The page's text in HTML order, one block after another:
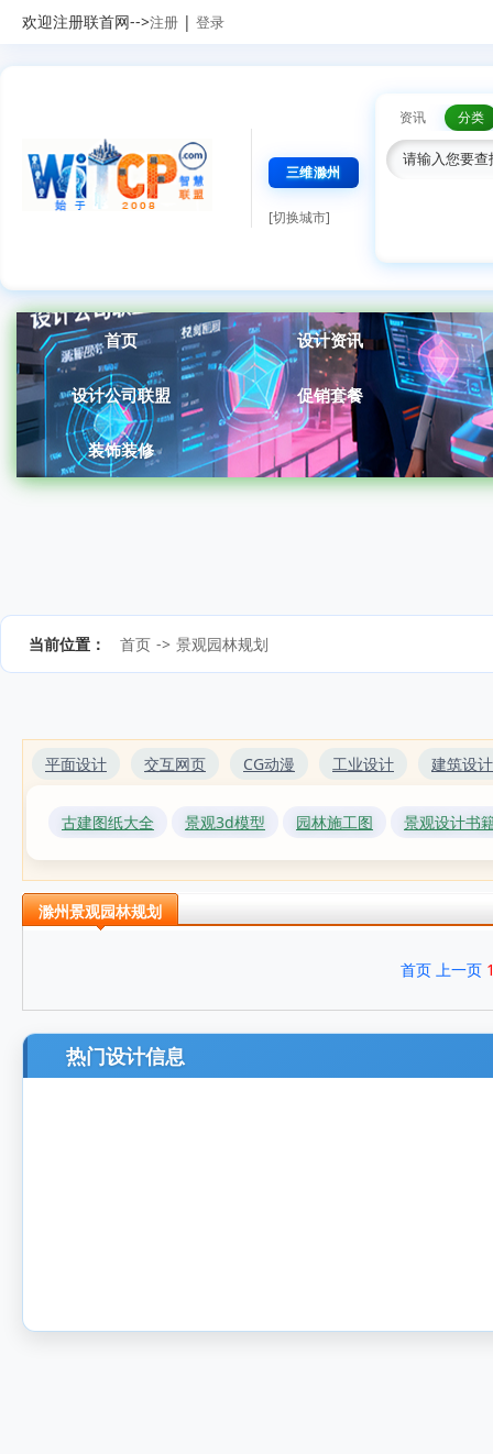
欢迎注册联首网-->注册 | 登录
三维滁州
[切换城市]
资讯 分类
首页 设计资讯
设计公司联盟 促销套餐
装饰装修
当前位置： 首页 -> 景观园林规划
平面设计 交互网页 CG动漫 工业设计 建筑设计
古建图纸大全 景观3d模型 园林施工图 景观设计书
滁州景观园林规划
首页 上一页
热门设计信息